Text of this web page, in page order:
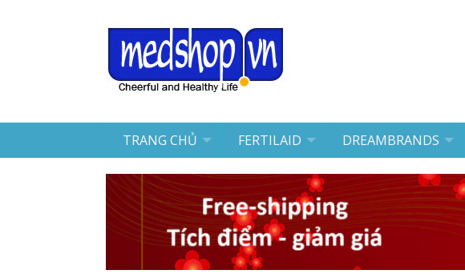
TRANG CHỦ FERTILAID DREAMBRANDS